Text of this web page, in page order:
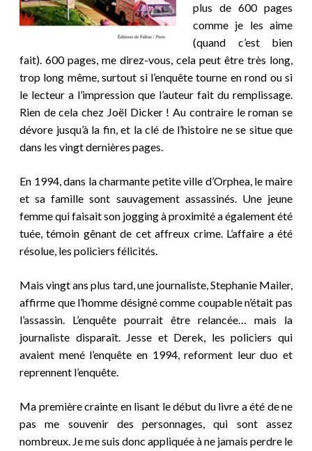
plus de 600 pages
comme je les aime
(quand c’est bien
fait). 600 pages, me direz-vous, cela peut être très long,
trop long même, surtout si l’enquête tourne en rond ou si
le lecteur a l’impression que l’auteur fait du remplissage.
Rien de cela chez Joël Dicker ! Au contraire le roman se
dévore jusqu’à la fin, et la clé de l’histoire ne se situe que
dans les vingt dernières pages.
En 1994, dans la charmante petite ville d’Orphea, le maire
et sa famille sont sauvagement assassinés. Une jeune
femme qui faisait son jogging à proximité a également été
tuée, témoin gênant de cet affreux crime. L’affaire a été
résolue, les policiers félicités.
Mais vingt ans plus tard, une journaliste, Stephanie Mailer,
affirme que l’homme désigné comme coupable n’était pas
l’assassin. L’enquête pourrait être relancée… mais la
journaliste disparaît. Jesse et Derek, les policiers qui
avaient mené l’enquête en 1994, reforment leur duo et
reprennent l’enquête.
Ma première crainte en lisant le début du livre a été de ne
pas me souvenir des personnages, qui sont assez
nombreux. Je me suis donc appliquée à ne jamais perdre le